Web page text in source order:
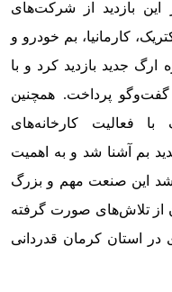
بازدید از شرکت‌های
کارمانیا، بم خودرو و
جدید بازدید کرد و با
پرداخت. همچنین
با فعالیت کارخانه‌های
بم آشنا شد و به اهمیت
این صنعت مهم و بزرگ
از تلاش‌های صورت گرفته
استان کرمان قدردانی